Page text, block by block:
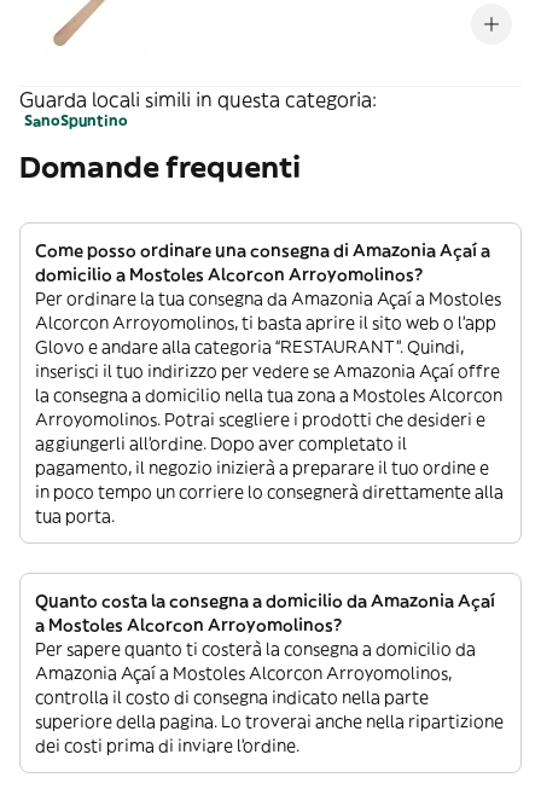
Guarda locali simili in questa categoria:
SanoSpuntino
Domande frequenti
Come posso ordinare una consegna di Amazonia Açaí a
domicilio a Mostoles Alcorcon Arroyomolinos?
Per ordinare la tua consegna da Amazonia Açaí a Mostoles
Alcorcon Arroyomolinos, ti basta aprire il sito web o l’app
Glovo e andare alla categoria “RESTAURANT”. Quindi,
inserisci il tuo indirizzo per vedere se Amazonia Açaí offre
la consegna a domicilio nella tua zona a Mostoles Alcorcon
Arroyomolinos. Potrai scegliere i prodotti che desideri e
aggiungerli all’ordine. Dopo aver completato il
pagamento, il negozio inizierà a preparare il tuo ordine e
in poco tempo un corriere lo consegnerà direttamente alla
tua porta.
Quanto costa la consegna a domicilio da Amazonia Açaí
a Mostoles Alcorcon Arroyomolinos?
Per sapere quanto ti costerà la consegna a domicilio da
Amazonia Açaí a Mostoles Alcorcon Arroyomolinos,
controlla il costo di consegna indicato nella parte
superiore della pagina. Lo troverai anche nella ripartizione
dei costi prima di inviare l’ordine.